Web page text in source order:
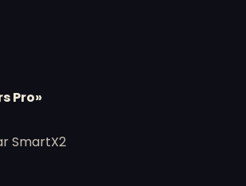
Pro»
SmartX2